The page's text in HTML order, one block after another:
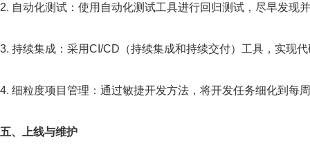
2. 自动化测试：使用自动化测试工具进行回归测试，尽早发现
3. 持续集成：采用CI/CD（持续集成和持续交付）工具，实现
4. 细粒度项目管理：通过敏捷开发方法，将开发任务细化到每
五、上线与维护